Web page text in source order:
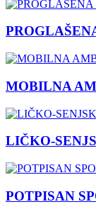
MOBILNA
LIČKO-
POTPISAN